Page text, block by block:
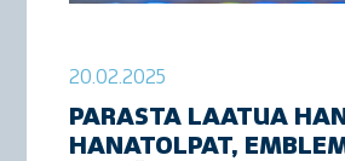
20.02.2025
PARASTA LAATUA
HANATOLPAT,